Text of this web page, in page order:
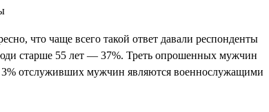
что чаще всего такой ответ давали респонденты
старше 55 лет — 37%. Треть опрошенных мужчин
3% отслуживших мужчин являются военнослужащими